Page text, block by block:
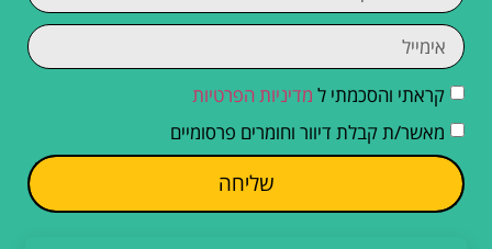
קראתי והסכמתי ל מדיניות הפרטיות
מאשר/ת קבלת דיוור וחומרים פרסומיים
שליחה